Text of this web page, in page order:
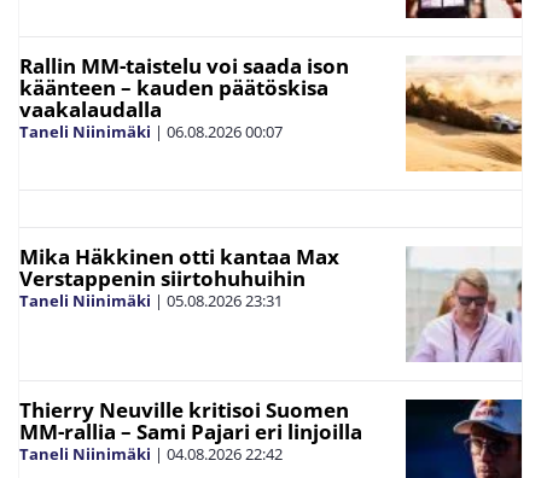
Rallin MM-taistelu voi saada ison
käänteen – kauden päätöskisa
vaakalaudalla
Taneli Niinimäki | 06.08.202600:07
Mika Häkkinen otti kantaa Max
Verstappenin siirtohuhuihin
Taneli Niinimäki | 05.08.202623:31
Thierry Neuville kritisoi Suomen
MM-rallia – Sami Pajari eri linjoilla
Taneli Niinimäki | 04.08.202622:42